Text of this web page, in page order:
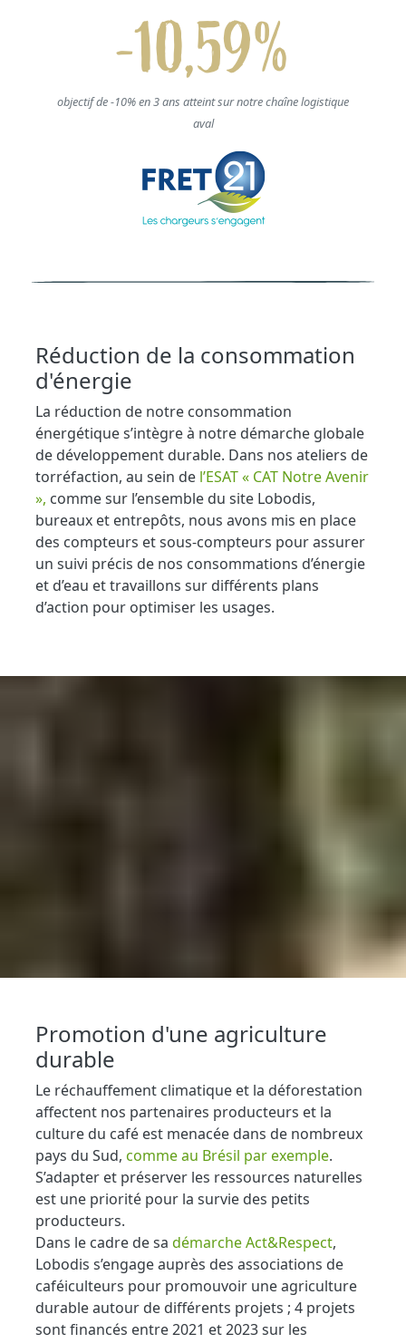
-10,59%
objectif de -10% en 3 ans atteint sur notre chaîne logistique
aval
Réduction de la consommation
d'énergie
La réduction de notre consommation
énergétique s’intègre à notre démarche globale
de développement durable. Dans nos ateliers de
torréfaction, au sein de l’ESAT « CAT Notre Avenir
», comme sur l’ensemble du site Lobodis,
bureaux et entrepôts, nous avons mis en place
des compteurs et sous-compteurs pour assurer
un suivi précis de nos consommations d’énergie
et d’eau et travaillons sur différents plans
d’action pour optimiser les usages.
Promotion d'une agriculture
durable
Le réchauffement climatique et la déforestation
affectent nos partenaires producteurs et la
culture du café est menacée dans de nombreux
pays du Sud, comme au Brésil par exemple.
S’adapter et préserver les ressources naturelles
est une priorité pour la survie des petits
producteurs.
Dans le cadre de sa démarche Act&Respect,
Lobodis s’engage auprès des associations de
caféiculteurs pour promouvoir une agriculture
durable autour de différents projets ; 4 projets
sont financés entre 2021 et 2023 sur les